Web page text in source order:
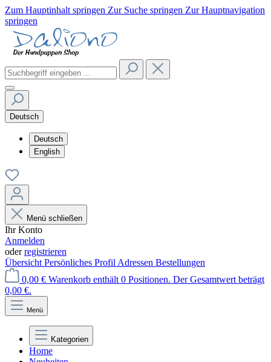
Zum Hauptinhalt springen Zur Suche springen Zur Hauptnavigation
springen
Deutsch
Deutsch
English
Menü schließen
Ihr Konto
Anmelden
oderregistrieren
Übersicht Persönliches Profil Adressen Bestellungen
0,00 € Warenkorb enthält 0 Positionen. Der Gesamtwert beträgt
0,00 €.
Menü
Kategorien
Home